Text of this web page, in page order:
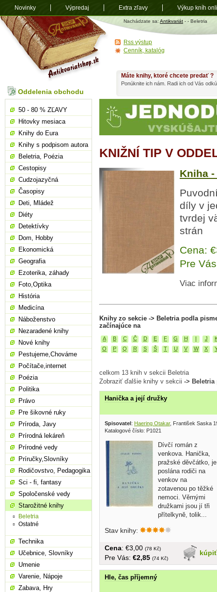
Antikvariát
shop.sk
Nachádzate sa: Antikvariát - - Beletria
KNIŽNÍ TIP V
Kniha
díly v
tvrdej
strán
Cena:
Pre
Viac
Knihy zo sekcie -> Beletria podla
začínajúce na
A B C Č D E F G H I J
O
P Q R S Š T U V W X
celkom 13 knih v sekcii Beletria
Zobraziť ďalšie knihy v sekcii -> Beletria
Hanička a její družky
Spisovatel: Haering Otakar, František Saska
Katalogové číslo: P1021
Dívčí román z
venkova. Hanička,
pražské děvčátko, je
poslána rodiči na
venkov na
zotavenou po těžké
nemoci. Věrnými
družkami jsou jí tři
přítelkyně, tolik...
Stav knihy:
kúpiť
Cena: €3,00 (78 Kč)
Pre Vás: €2,85 (74 Kč)
Hle, čas příjemný
Máte knihy, ktoré chcete predať ?
Ponúknite ich nám. Radi ich od Vás
Oddelenia obchodu
50 - 80 % ZĽAVY
Hitovky mesiaca
Knihy do Eura
Knihy s podpisom autora
Beletria, Poézia
Cestopisy
Cudzojazyčná
Časopisy
Deti, Mládež
Diéty
Detektívky
Dom, Hobby
Ekonomická
Geografia
Ezoterika, záhady
Foto,Optika
História
Medicína
Náboženstvo
Nezaradené knihy
Nové knihy
Pestujeme,Chováme
Počítače,internet
Poézia
Politika
Právo
Pre šikovné ruky
Príroda, Javy
Prírodná lekáreň
Prírodné vedy
Príručky,Slovníky
Rodičovstvo, Pedagogika
Sci - fi, fantasy
Spoločenské vedy
Starožitné knihy
Beletria
Ostatné
Technika
Učebnice, Slovníky
Umenie
Varenie, Nápoje
Zabava, Hry
Rss výstup
Cenník, katalóg
Novinky Výpredaj Extra zľavy Výkup kníh